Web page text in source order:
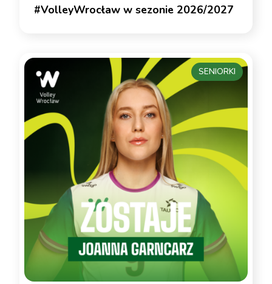
#VolleyWrocław w sezonie 2026/2027
SENIORKI